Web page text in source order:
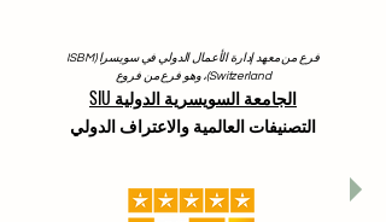
فرع من معهد إدارة الأعمال الدولي في سويسرا (ISBM
Switzerland)، وهو فرع من فروع
الجامعة السويسرية الدولية SIU
التصنيفات العالمية والاعتراف الدولي